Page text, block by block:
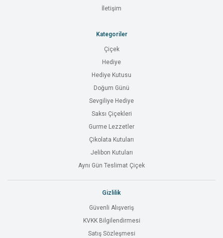
İletişim
Kategoriler
Çiçek
Hediye
Hediye Kutusu
Doğum Günü
Sevgiliye Hediye
Saksı Çiçekleri
Gurme Lezzetler
Çikolata Kutuları
Jelibon Kutuları
Aynı Gün Teslimat Çiçek
Gizlilik
Güvenli Alışveriş
KVKK Bilgilendirmesi
Satış Sözleşmesi